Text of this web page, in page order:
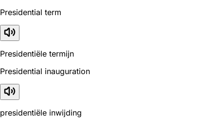
Presidential term
Presidentiële termijn
Presidential inauguration
presidentiële inwijding